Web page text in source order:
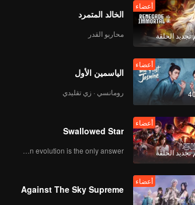
أعضاء
الخالد المتمرد
محاربو القدر
أعضاء
الياسمين الأول
رومانسي · زي تقليدي
أعضاء
Swallowed Star
Human evolution is the only answer.
أعضاء
Against The Sky Supreme